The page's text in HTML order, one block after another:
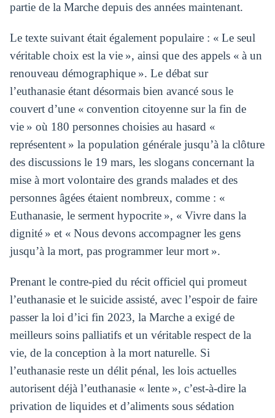
partie de la Marche depuis des années maintenant.
Le texte suivant était également populaire : « Le seul
véritable choix est la vie », ainsi que des appels « à un
renouveau démographique ». Le débat sur
l’euthanasie étant désormais bien avancé sous le
couvert d’une « convention citoyenne sur la fin de
vie » où 180 personnes choisies au hasard «
représentent » la population générale jusqu’à la clôture
des discussions le 19 mars, les slogans concernant la
mise à mort volontaire des grands malades et des
personnes âgées étaient nombreux, comme : «
Euthanasie, le serment hypocrite », « Vivre dans la
dignité » et « Nous devons accompagner les gens
jusqu’à la mort, pas programmer leur mort ».
Prenant le contre-pied du récit officiel qui promeut
l’euthanasie et le suicide assisté, avec l’espoir de faire
passer la loi d’ici fin 2023, la Marche a exigé de
meilleurs soins palliatifs et un véritable respect de la
vie, de la conception à la mort naturelle. Si
l’euthanasie reste un délit pénal, les lois actuelles
autorisent déjà l’euthanasie « lente », c’est-à-dire la
privation de liquides et d’aliments sous sédation